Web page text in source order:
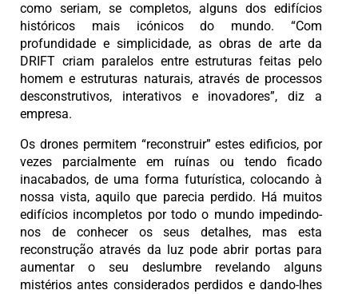
como seriam, se completos, alguns dos edifícios
históricos mais icónicos do mundo. “Com
profundidade e simplicidade, as obras de arte da
DRIFT criam paralelos entre estruturas feitas pelo
homem e estruturas naturais, através de processos
desconstrutivos, interativos e inovadores”, diz a
empresa.
Os drones permitem “reconstruir” estes edificios, por
vezes parcialmente em ruínas ou tendo ficado
inacabados, de uma forma futurística, colocando à
nossa vista, aquilo que parecia perdido. Há muitos
edifícios incompletos por todo o mundo impedindo-
nos de conhecer os seus detalhes, mas esta
reconstrução através da luz pode abrir portas para
aumentar o seu deslumbre revelando alguns
mistérios antes considerados perdidos e dando-lhes